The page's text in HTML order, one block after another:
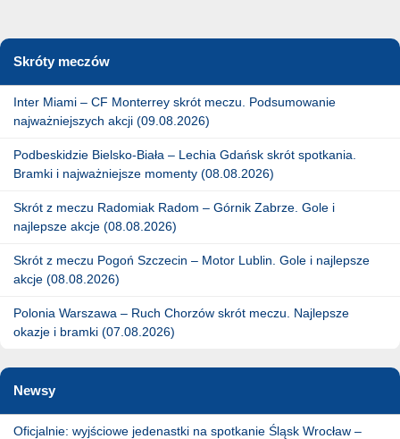
Skróty meczów
Inter Miami – CF Monterrey skrót meczu. Podsumowanie
najważniejszych akcji (09.08.2026)
Podbeskidzie Bielsko-Biała – Lechia Gdańsk skrót spotkania.
Bramki i najważniejsze momenty (08.08.2026)
Skrót z meczu Radomiak Radom – Górnik Zabrze. Gole i
najlepsze akcje (08.08.2026)
Skrót z meczu Pogoń Szczecin – Motor Lublin. Gole i najlepsze
akcje (08.08.2026)
Polonia Warszawa – Ruch Chorzów skrót meczu. Najlepsze
okazje i bramki (07.08.2026)
Newsy
Oficjalnie: wyjściowe jedenastki na spotkanie Śląsk Wrocław –